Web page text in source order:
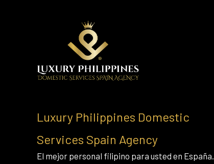
Luxury Philippines Domestic
Services Spain Agency
El mejor personal filipino para usted en España.